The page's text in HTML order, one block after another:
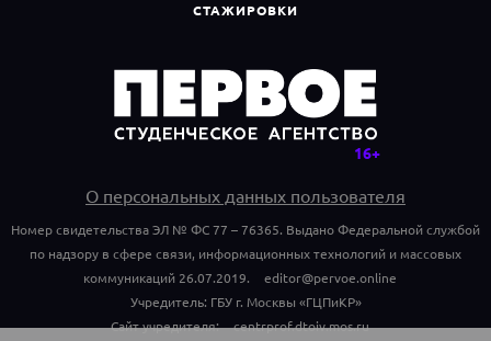
СТАЖИРОВКИ
О персональных данных пользователя
Номер свидетельства ЭЛ № ФС 77 – 76365. Выдано Федеральной службой
по надзору в сфере связи, информационных технологий и массовых
коммуникаций 26.07.2019.
editor@pervoe.online
Учредитель: ГБУ г. Москвы «ГЦПиКР»
Сайт учредителя:
centrprof.dtoiv.mos.ru